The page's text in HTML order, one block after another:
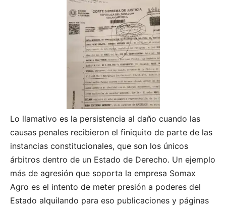
Lo llamativo es la persistencia al daño cuando las
causas penales recibieron el finiquito de parte de las
instancias constitucionales, que son los únicos
árbitros dentro de un Estado de Derecho. Un ejemplo
más de agresión que soporta la empresa Somax
Agro es el intento de meter presión a poderes del
Estado alquilando para eso publicaciones y páginas